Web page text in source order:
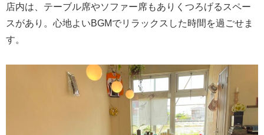
店内は、テーブル席やソファー席もありくつろげるスペー
スがあり。心地よいBGMでリラックスした時間を過ごせま
す。